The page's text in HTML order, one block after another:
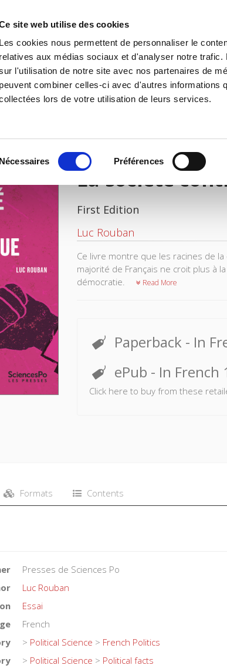
site web utilise des cookies
Les cookies nous permettent de personnaliser le
relatives aux médias sociaux et d'analyser notre
l'utilisation de notre site avec nos partenaires de
peuvent combiner celles-ci avec d'autres informations
lors de votre utilisation de leurs services.
Nécessaires Préférences
Home Environment
politique
La société
First Edition
Luc Rouban
Ce livre montre que les racines de
majorité de Français ne croit plus à
démocratie.
Read More
Paperback - In
ePub - In French
Click here to buy from these
Formats Contents
Presses de Sciences Po
Luc Rouban
Essai
French
> Political Science > French Politics
> Political Science > Political facts